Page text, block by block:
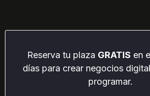
Reserva tu plaza GRATIS en
días para crear negocios
programar.